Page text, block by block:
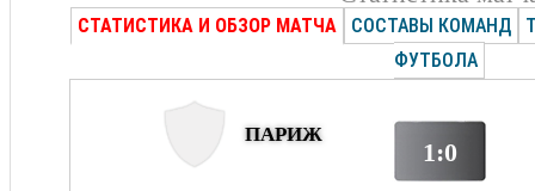
СТАТИСТИКА И ОБЗОР МАТЧА СОСТАВЫ КОМАНД
ФУТБОЛА
ПАРИЖ
1:0